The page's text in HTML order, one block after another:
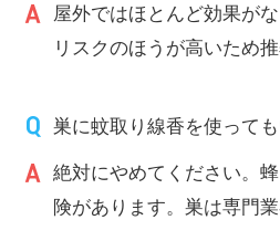
屋外ではほとんど効果が
リスクのほうが高いため
巣に蚊取り線香を使って
絶対にやめてください。
険があります。巣は専門